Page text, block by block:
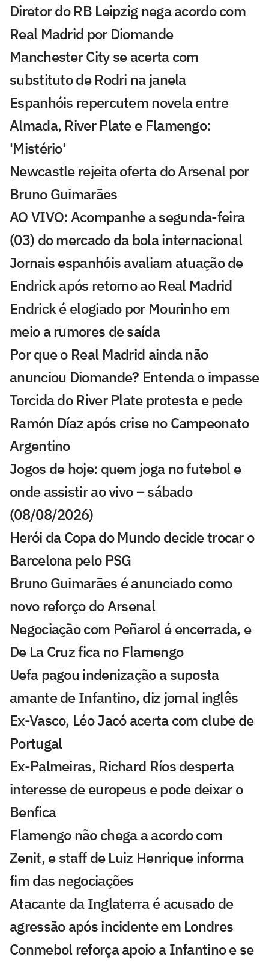
Diretor do RB Leipzig nega acordo com
Real Madrid por Diomande
Manchester City se acerta com
substituto de Rodri na janela
Espanhóis repercutem novela entre
Almada, River Plate e Flamengo:
'Mistério'
Newcastle rejeita oferta do Arsenal por
Bruno Guimarães
AO VIVO: Acompanhe a segunda-feira
(03) do mercado da bola internacional
Jornais espanhóis avaliam atuação de
Endrick após retorno ao Real Madrid
Endrick é elogiado por Mourinho em
meio a rumores de saída
Por que o Real Madrid ainda não
anunciou Diomande? Entenda o impasse
Torcida do River Plate protesta e pede
Ramón Díaz após crise no Campeonato
Argentino
Jogos de hoje: quem joga no futebol e
onde assistir ao vivo – sábado
(08/08/2026)
Herói da Copa do Mundo decide trocar o
Barcelona pelo PSG
Bruno Guimarães é anunciado como
novo reforço do Arsenal
Negociação com Peñarol é encerrada, e
De La Cruz fica no Flamengo
Uefa pagou indenização a suposta
amante de Infantino, diz jornal inglês
Ex-Vasco, Léo Jacó acerta com clube de
Portugal
Ex-Palmeiras, Richard Ríos desperta
interesse de europeus e pode deixar o
Benfica
Flamengo não chega a acordo com
Zenit, e staff de Luiz Henrique informa
fim das negociações
Atacante da Inglaterra é acusado de
agressão após incidente em Londres
Conmebol reforça apoio a Infantino e se